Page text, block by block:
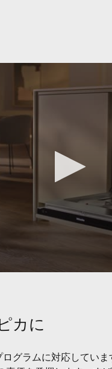
カに
グラムに対応してい